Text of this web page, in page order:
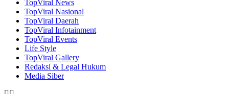
TopViral News
TopViral Nasional
TopViral Daerah
TopViral Infotainment
TopViral Events
Life Style
TopViral Gallery
Redaksi & Legal Hukum
Media Siber